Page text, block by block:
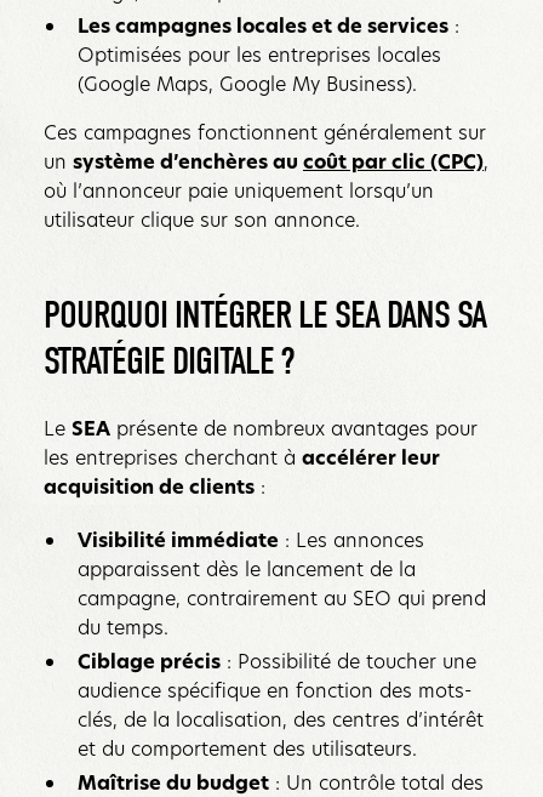
Les campagnes locales et de services :
Optimisées pour les entreprises locales
(Google Maps, Google My Business).
Ces campagnes fonctionnent généralement sur
un système d’enchères au coût par clic (CPC),
où l’annonceur paie uniquement lorsqu’un
utilisateur clique sur son annonce.
POURQUOI INTÉGRER LE SEA DANS SA
STRATÉGIE DIGITALE ?
Le SEA présente de nombreux avantages pour
les entreprises cherchant à accélérer leur
acquisition de clients :
Visibilité immédiate : Les annonces
apparaissent dès le lancement de la
campagne, contrairement au SEO qui prend
du temps.
Ciblage précis : Possibilité de toucher une
audience spécifique en fonction des mots-
clés, de la localisation, des centres d’intérêt
et du comportement des utilisateurs.
Maîtrise du budget : Un contrôle total des